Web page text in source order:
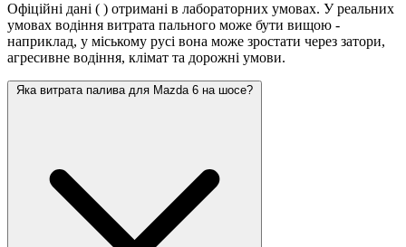
Офіційні дані ( ) отримані в лабораторних умовах. У реальних
умовах водіння витрата пального може бути вищою -
наприклад, у міському русі вона може зростати через затори,
агресивне водіння, клімат та дорожні умови.
Яка витрата палива для Mazda 6 на шосе?